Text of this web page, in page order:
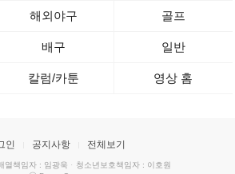
해외야구 골프
배구 일반
칼럼/카툰 영상 홈
인 공지사항 전체보기
열책임자 : 임광욱 · 청소년보호책임자 : 이호원